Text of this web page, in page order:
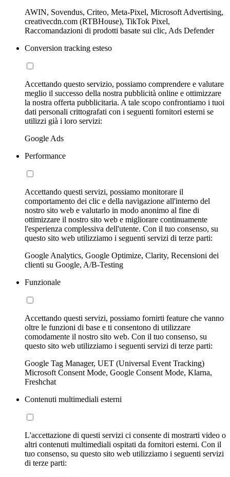
AWIN, Sovendus, Criteo, Meta-Pixel, Microsoft Advertising,
creativecdn.com (RTBHouse), TikTok Pixel,
Raccomandazioni di prodotti basate sui clic, Ads Defender
Conversion tracking esteso
Accettando questo servizio, possiamo comprendere e valutare
meglio il successo della nostra pubblicità online e ottimizzare
la nostra offerta pubblicitaria. A tale scopo confrontiamo i tuoi
dati personali crittografati con i seguenti fornitori esterni se
utilizzi già i loro servizi:
Google Ads
Performance
Accettando questi servizi, possiamo monitorare il
comportamento dei clic e della navigazione all'interno del
nostro sito web e valutarlo in modo anonimo al fine di
ottimizzare il nostro sito web e migliorare continuamente
l'esperienza complessiva dell'utente. Con il tuo consenso, su
questo sito web utilizziamo i seguenti servizi di terze parti:
Google Analytics, Google Optimize, Clarity, Recensioni dei
clienti su Google, A/B-Testing
Funzionale
Accettando questi servizi, possiamo fornirti feature che vanno
oltre le funzioni di base e ti consentono di utilizzare
comodamente il nostro sito web. Con il tuo consenso, su
questo sito web utilizziamo i seguenti servizi di terze parti:
Google Tag Manager, UET (Universal Event Tracking)
Microsoft Consent Mode, Google Consent Mode, Klarna,
Freshchat
Contenuti multimediali esterni
L'accettazione di questi servizi ci consente di mostrarti video o
altri contenuti multimediali ospitati da fornitori esterni. Con il
tuo consenso, su questo sito web utilizziamo i seguenti servizi
di terze parti: